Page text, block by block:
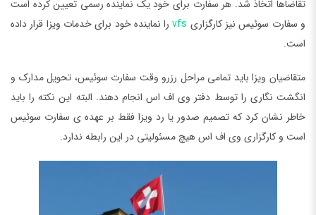
تقاضاها اتخاذ شد. هر سفارت برای خود یک نماینده رسمی تعیین کرده است
و سفارت سوئیس نیز کارگزاری vfsرا نماینده خود برای خدمات ویزا قرار داده
است.
متقاضیان ویزا باید تمامی مراحل رزرو وقت سفارت سوئیس، تحویل مدارک و
انگشت نگاری را توسط دفتر وی اف اس انجام دهند. البته این نکته را باید
خاطر نشان کرد که تصمیم صدور یا رد ویزا فقط بر عهده ی سفارت سوئیس
است و کارگزاری وی اف اس هیچ مسئولیتی در این رابطه ندارد.